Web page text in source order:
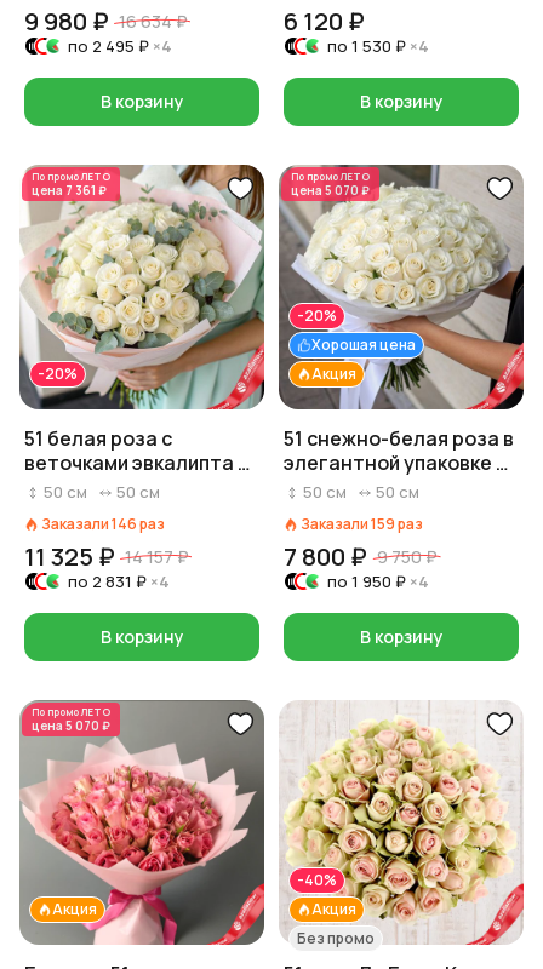
9 980 ₽ 16 634 ₽
по 2 495 ₽ ×4
В корзину
6 120 ₽
по 1 530 ₽ ×4
В корзину
По промоЛЕТО
цена 7 361 ₽
-20%
51 белая роза с
веточками эвкалипта в
пастельной пленке,
50 см 50 см
Заказали146раз
11 325 ₽ 14 157 ₽
по 2 831 ₽ ×4
В корзину
По промоЛЕТО
цена 5 070 ₽
Акция
Хорошая цена
-20%
51 снежно-белая роза в
элегантной упаковке с
лентой, Россия, 50 см
50 см 50 см
Заказали159раз
7 800 ₽ 9 750 ₽
по 1 950 ₽ ×4
В корзину
По промоЛЕТО
цена 5 070 ₽
Акция Акция
-40%
Без промо